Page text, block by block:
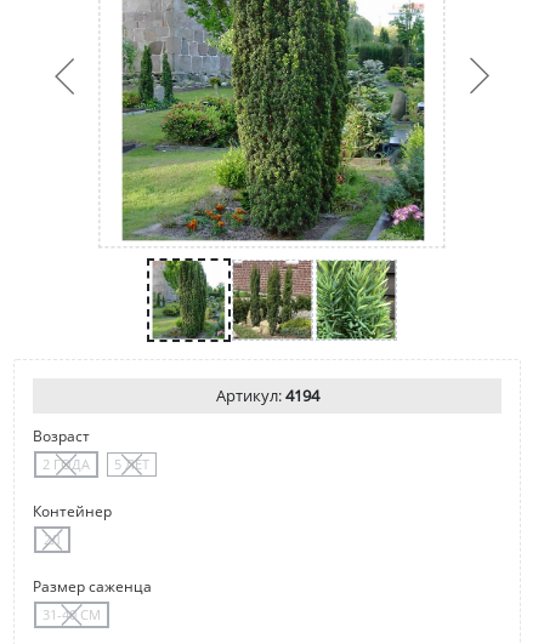
Артикул:4194
Возраст
2 ГОДА 5 ЛЕТ
Контейнер
2Л
Размер саженца
31-40 СМ